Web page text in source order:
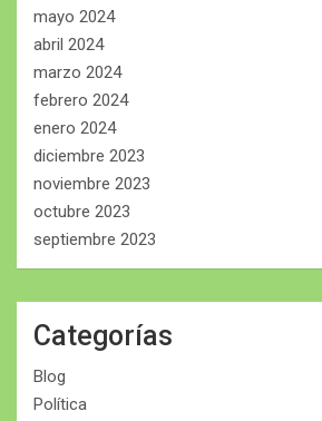
mayo 2024
abril 2024
marzo 2024
febrero 2024
enero 2024
diciembre 2023
noviembre 2023
octubre 2023
septiembre 2023
Categorías
Blog
Política